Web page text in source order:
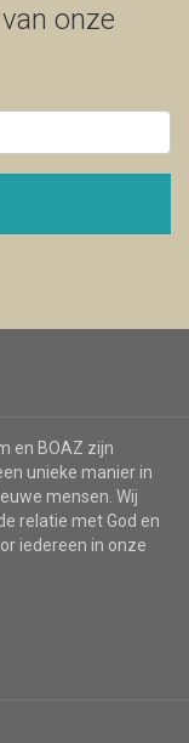
onze
en BOAZ zijn
unieke manier in
mensen. Wij
relatie met God en
iedereen in onze